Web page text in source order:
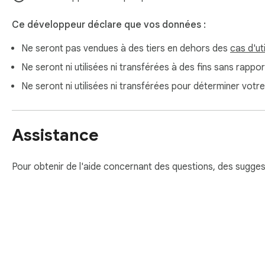
Ce développeur déclare que vos données :
Ne seront pas vendues à des tiers en dehors des cas
Ne seront ni utilisées ni transférées à des fins sans
Ne seront ni utilisées ni transférées pour déterminer
Assistance
Pour obtenir de l'aide concernant des questions, des